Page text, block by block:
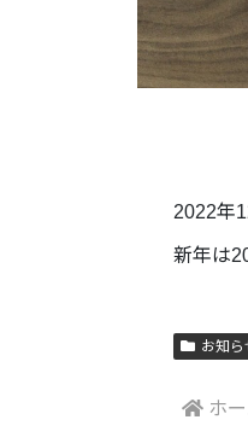
2022年
新年は
お知ら
ホ